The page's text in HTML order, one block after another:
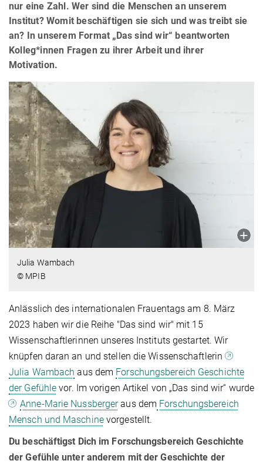
nur eine Zahl. Wer sind die Menschen an unserem
Institut? Womit beschäftigen sie sich und was treibt sie
an? In unserem Format „Das sind wir“ beantworten
Kolleg*innen Fragen zu ihrer Arbeit und ihrer
Motivation.
Julia Wambach
© MPIB
Anlässlich des internationalen Frauentags am 8. März
2023 haben wir die Reihe "Das sind wir" mit 15
Wissenschaftlerinnen unseres Instituts gestartet. Wir
knüpfen daran an und stellen die Wissenschaftlerin
Julia Wambach aus dem Forschungsbereich Geschichte
der Gefühle vor. Im vorigen Artikel von „Das sind wir“ wurde
Anne-Marie Nussbergeraus dem Forschungsbereich
Mensch und Maschinevorgestellt.
Du beschäftigst Dich im Forschungsbereich Geschichte
der Gefühle unter anderem mit der Geschichte der